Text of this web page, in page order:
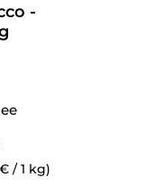
-
/ 1 kg)